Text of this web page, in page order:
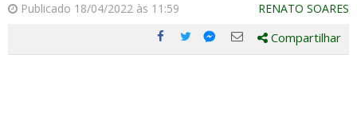
Publicado 18/04/2022 às 11:59 RENATO SOARES
Compartilhe
Compartilhe
Compartilhe
Compartilhe
Compartilhar